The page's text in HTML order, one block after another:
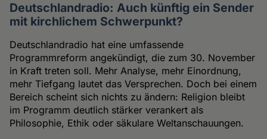
Deutschlandradio: Auch künftig ein Sender
mit kirchlichem Schwerpunkt?
Deutschlandradio hat eine umfassende
Programmreform angekündigt, die zum 30. November
in Kraft treten soll. Mehr Analyse, mehr Einordnung,
mehr Tiefgang lautet das Versprechen. Doch bei einem
Bereich scheint sich nichts zu ändern: Religion bleibt
im Programm deutlich stärker verankert als
Philosophie, Ethik oder säkulare Weltanschauungen.